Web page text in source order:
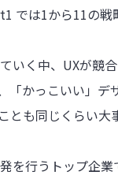
では1から11の戦
いく中、UXが競
「かっこいい」デ
も同じくらい大
を行うトップ企業